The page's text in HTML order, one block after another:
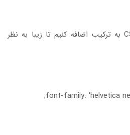
سپس می‌توانیم مقداری CSS به ترکیب اضافه کنیم تا زیبا به نظر